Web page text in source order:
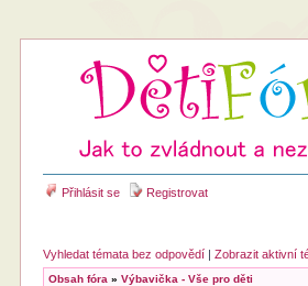
Přihlásit se Registrovat
Vyhledat témata bez odpovědí |Zobrazit aktivní
Obsah fóra »Výbavička - Vše pro děti